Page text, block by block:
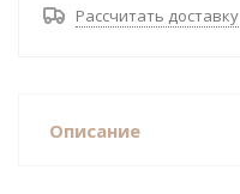
Рассчитать доставку
Описание